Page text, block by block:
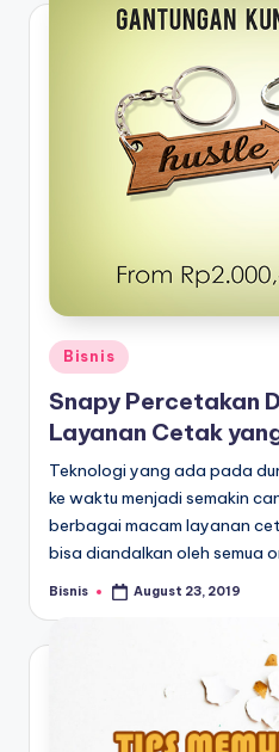
Posted
in
Bisnis
Snapy Percetakan
Layanan Cetak
Teknologi yang ada pada
ke waktu menjadi semakin
berbagai macam layanan
bisa diandalkan oleh semua
Posted
Bisnis August 23, 2019